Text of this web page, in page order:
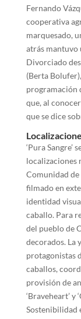
Fernando
cooperativa
marquesado,
atrás mantuvo
Divorciado
(Berta
programación
que, al
que se dice
‘Pura Sangre’
localizaciones
Comunidad de
filmado en
identidad
caballo. Para
del pueblo de
decorados. La
protagonistas
caballos,
provisión de
‘Braveheart’ y
Sostenibilidad